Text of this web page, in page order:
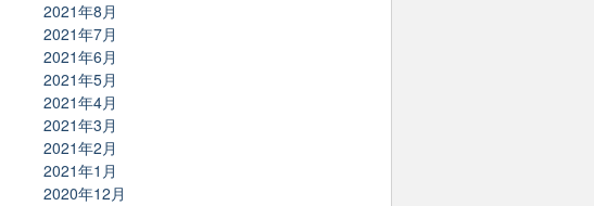
2021年8月
2021年7月
2021年6月
2021年5月
2021年4月
2021年3月
2021年2月
2021年1月
2020年12月